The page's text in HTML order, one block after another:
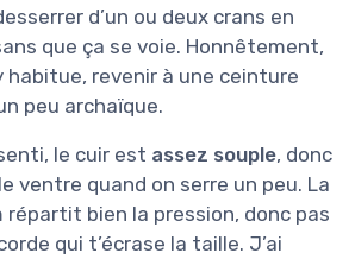
d’un ou deux crans en
que ça se voie. Honnêtement,
habitue, revenir à une ceinture
peu archaïque.
le cuir est assez souple, donc
ventre quand on serre un peu. La
répartit bien la pression, donc pas
qui t’écrase la taille. J’ai